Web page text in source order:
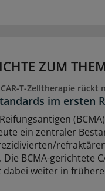
ZUM
T-Zelltherapie rückt
im ersten
ein zentraler
Die BCMA-gerichtete
weiter in